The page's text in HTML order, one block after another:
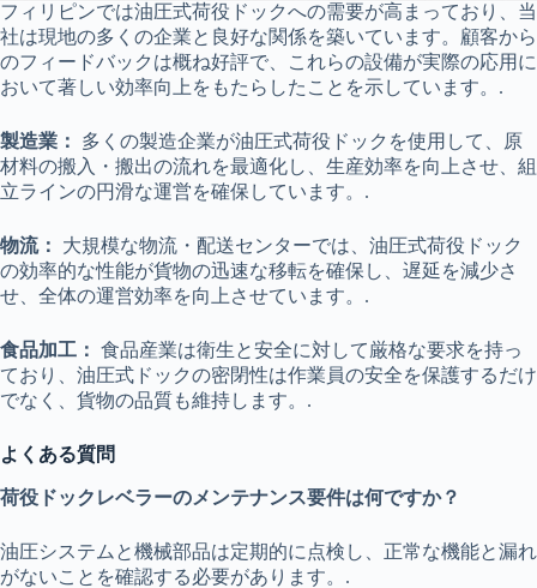
フィリピンでは油圧式荷役ドックへの需要が高まっており、当
社は現地の多くの企業と良好な関係を築いています。顧客から
のフィードバックは概ね好評で、これらの設備が実際の応用に
おいて著しい効率向上をもたらしたことを示しています。.
製造業：
多くの製造企業が油圧式荷役ドックを使用して、原
材料の搬入・搬出の流れを最適化し、生産効率を向上させ、組
立ラインの円滑な運営を確保しています。.
物流： 大規模な物流・配送センターでは、油圧式荷役ドック
の効率的な性能が貨物の迅速な移転を確保し、遅延を減少さ
せ、全体の運営効率を向上させています。.
食品加工： 食品産業は衛生と安全に対して厳格な要求を持っ
ており、油圧式ドックの密閉性は作業員の安全を保護するだけ
でなく、貨物の品質も維持します。.
よくある質問
荷役ドックレベラーのメンテナンス要件は何ですか？
油圧システムと機械部品は定期的に点検し、正常な機能と漏れ
がないことを確認する必要があります。.